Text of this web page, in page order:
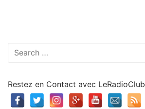
Rechercher
Restez en Contact avec LeRadioClub